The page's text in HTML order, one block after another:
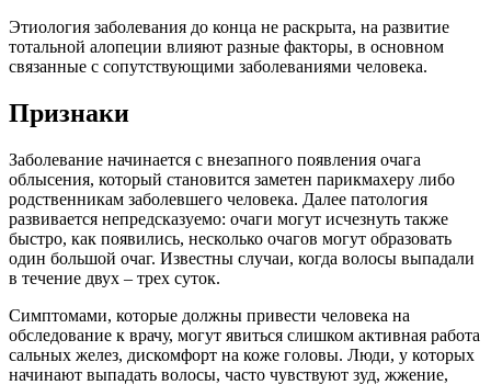
Этиология заболевания до конца не раскрыта, на развитие
тотальной алопеции влияют разные факторы, в основном
связанные с сопутствующими заболеваниями человека.
Признаки
Заболевание начинается с внезапного появления очага
облысения, который становится заметен парикмахеру либо
родственникам заболевшего человека. Далее патология
развивается непредсказуемо: очаги могут исчезнуть также
быстро, как появились, несколько очагов могут образовать
один большой очаг. Известны случаи, когда волосы выпадали
в течение двух – трех суток.
Симптомами, которые должны привести человека на
обследование к врачу, могут явиться слишком активная работа
сальных желез, дискомфорт на коже головы. Люди, у которых
начинают выпадать волосы, часто чувствуют зуд, жжение,